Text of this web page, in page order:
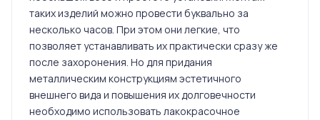
таких изделий можно провести буквально за
несколько часов. При этом они легкие, что
позволяет устанавливать их практически сразу же
после захоронения. Но для придания
металлическим конструкциям эстетичного
внешнего вида и повышения их долговечности
необходимо использовать лакокрасочное